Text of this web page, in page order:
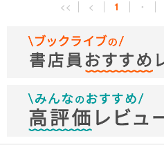
<< < 1 ・